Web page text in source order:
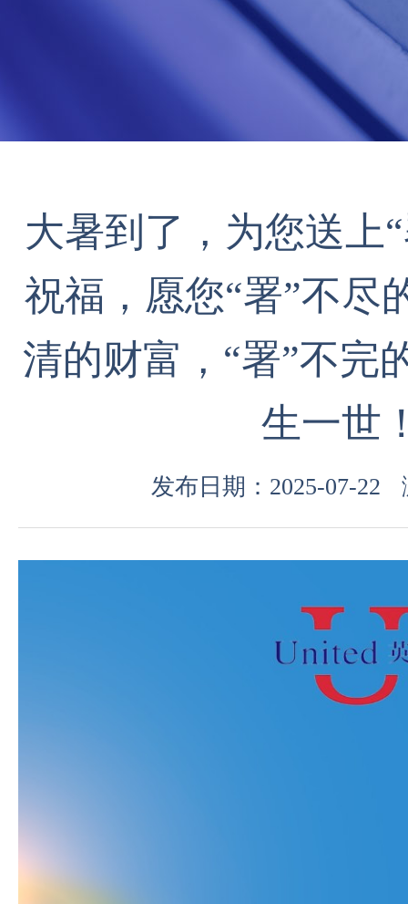
大暑到了，为您送上
祝福，愿您“署”不尽
清的财富，“署”不完
生一世
发布日期：2025-07-22